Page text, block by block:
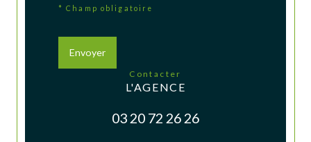
* Champ obligatoire
Envoyer
contacter
L'AGENCE
03 20 72 26 26